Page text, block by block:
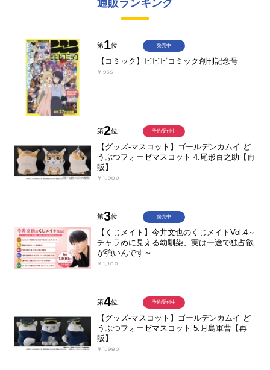
通販ランキング
第1位
【コミック】ビビビコミック創刊記念号
￥935
発売中
第2位
【グッズ-マスコット】ゴールデンカムイ ど
うぶつフォーゼマスコット 4.尾形百之助【再
販】
￥1,980
予約受付中
第3位
【くじメイト】今井文也のくじメイトVol.4～
チャラめに見える幼馴染、実は一途で独占欲
が強いんです～
￥1,100
発売中
第4位
【グッズ-マスコット】ゴールデンカムイ ど
うぶつフォーゼマスコット 5.月島軍曹【再
販】
￥1,980
予約受付中